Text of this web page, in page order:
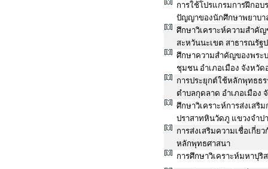
การใช้โปรแกรมการฝึกอ
ปัญญาของนักศึกษาพยาบา
ศึกษาวิเคราะห์ความสำคั
สะหวันนะเขต สาธารณรัฐ
ศึกษาความสำคัญของพระ
ชุมชน อำเภอเมือง จังหวัด
การประยุกต์ใช้หลักพุทธธ
ตำบลกุดลาด อำเภอเมือง
ศึกษาวิเคราะห์การส่งเสริ
ปราสาทหินวัดภู แขวงจำป
การส่งเสริมความเชื่อเกี่
หลักพุทธศาสนา
การศึกษาวิเคราะห์มหาปุ